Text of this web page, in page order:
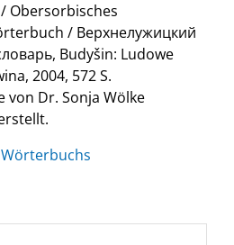
Obersorbisches
/ Верхнелужицкий
Budyšin: Ludowe
2004, 572 S.
von Dr. Sonja Wölke